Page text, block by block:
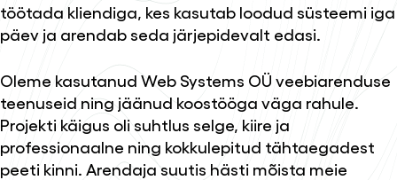
töötada kliendiga, kes kasutab loodud süsteemi iga
päev ja arendab seda järjepidevalt edasi.
Oleme kasutanud Web Systems OÜ veebiarenduse
teenuseid ning jäänud koostööga väga rahule.
Projekti käigus oli suhtlus selge, kiire ja
professionaalne ning kokkulepitud tähtaegadest
peeti kinni. Arendaja suutis hästi mõista meie